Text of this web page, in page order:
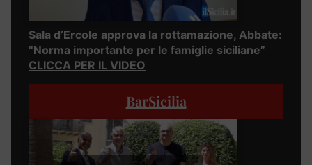
Sala d’Ercole approva la rottamazione, Abbate:
“Norma importante per le famiglie siciliane”
CLICCA PER IL VIDEO
BarSicilia